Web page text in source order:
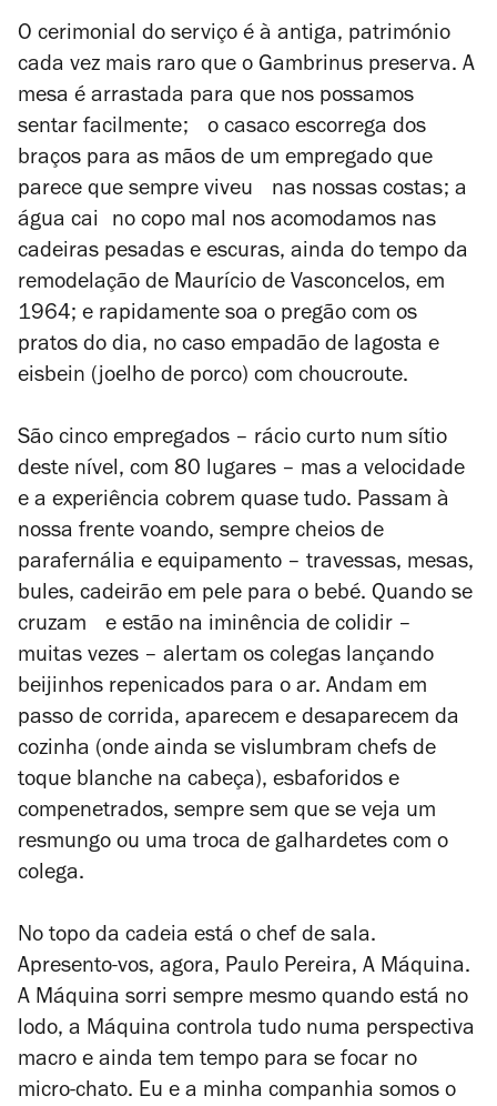
O cerimonial do serviço é à antiga, património
cada vez mais raro que o Gambrinus preserva. A
mesa é arrastada para que nos possamos
sentar facilmente; o casaco escorrega dos
braços para as mãos de um empregado que
parece que sempre viveu nas nossas costas; a
água cai no copo mal nos acomodamos nas
cadeiras pesadas e escuras, ainda do tempo da
remodelação de Maurício de Vasconcelos, em
1964; e rapidamente soa o pregão com os
pratos do dia, no caso empadão de lagosta e
eisbein (joelho de porco) com choucroute.
São cinco empregados – rácio curto num sítio
deste nível, com 80 lugares – mas a velocidade
e a experiência cobrem quase tudo. Passam à
nossa frente voando, sempre cheios de
parafernália e equipamento – travessas, mesas,
bules, cadeirão em pele para o bebé. Quando se
cruzam e estão na iminência de colidir –
muitas vezes – alertam os colegas lançando
beijinhos repenicados para o ar. Andam em
passo de corrida, aparecem e desaparecem da
cozinha (onde ainda se vislumbram chefs de
toque blanche na cabeça), esbaforidos e
compenetrados, sempre sem que se veja um
resmungo ou uma troca de galhardetes com o
colega.
No topo da cadeia está o chef de sala.
Apresento-vos, agora, Paulo Pereira, A Máquina.
A Máquina sorri sempre mesmo quando está no
lodo, a Máquina controla tudo numa perspectiva
macro e ainda tem tempo para se focar no
micro-chato. Eu e a minha companhia somos o